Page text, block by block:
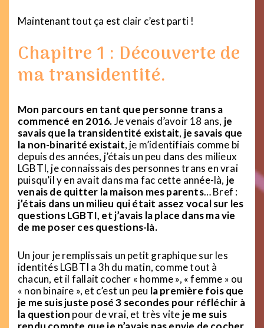
Maintenant tout ça est clair c’est parti !
Chapitre 1 : Découverte de
ma transidentité.
Mon parcours en tant que personne trans a
commencé en 2016.Je venais d’avoir 18 ans, je
savais que la transidentité existait, je savais que
la non-binarité existait, je m’identifiais comme bi
depuis des années, j’étais un peu dans des milieux
LGBTI, je connaissais des personnes trans en vrai
puisqu’il y en avait dans ma fac cette année-là, je
venais de quitter la maison mes parents… Bref :
j’étais dans un milieu qui était assez vocal sur les
questions LGBTI, et j’avais la place dans ma vie
de me poser ces questions-là.
Un jour je remplissais un petit graphique sur les
identités LGBTI a 3h du matin, comme tout à
chacun, et il fallait cocher « homme », « femme » ou
« non binaire », et c’est un peu la première fois que
je me suis juste posé 3 secondes pour réfléchir à
la question pour de vrai, et très vite je me suis